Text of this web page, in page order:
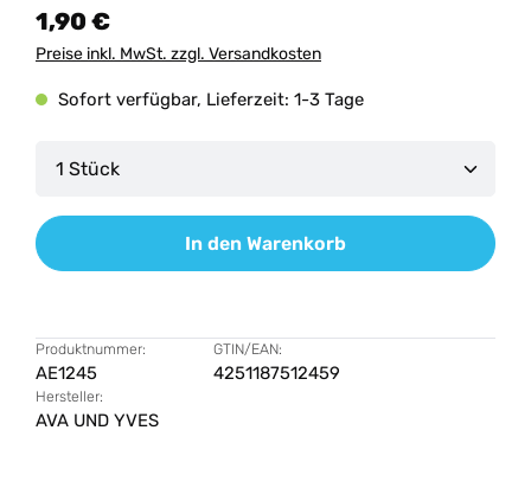
1,90 €
Preise inkl. MwSt. zzgl. Versandkosten
Sofort verfügbar, Lieferzeit: 1-3 Tage
Produkt Anzahl: Gib den gewünschten Wert
In den Warenkorb
Produktnummer:
AE1245
GTIN/EAN:
4251187512459
Hersteller:
AVA UND YVES